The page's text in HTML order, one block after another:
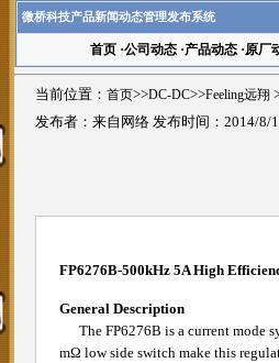
微桥科技产品新闻动态管理发布系统
首页·公司动态·产品动态·原厂
当前位置： 首页>>DC-DC>>Feeling远翔
发布者：来自网络 发布时间：2014/8/
FP6276B-500kHz 5A High
General Description
The FP6276B is a current mode
mΩ low side switch make this